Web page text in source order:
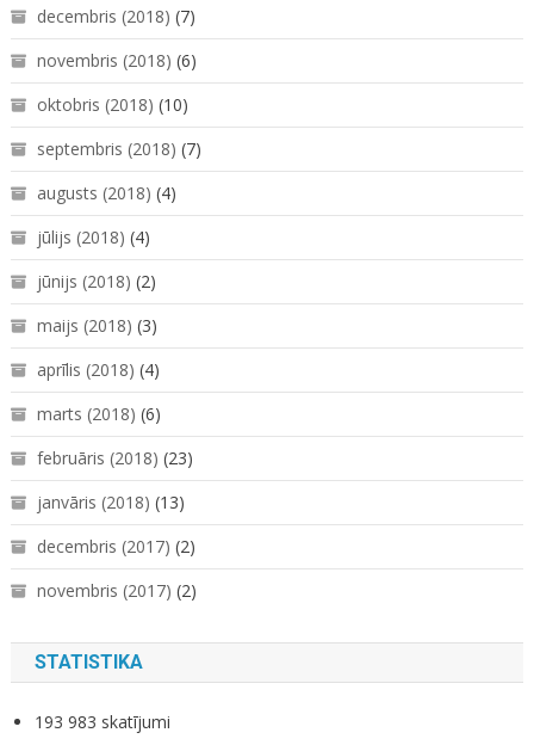
decembris (2018) (7)
novembris (2018) (6)
oktobris (2018) (10)
septembris (2018) (7)
augusts (2018) (4)
jūlijs (2018) (4)
jūnijs (2018) (2)
maijs (2018) (3)
aprīlis (2018) (4)
marts (2018) (6)
februāris (2018) (23)
janvāris (2018) (13)
decembris (2017) (2)
novembris (2017) (2)
STATISTIKA
193 983 skatījumi